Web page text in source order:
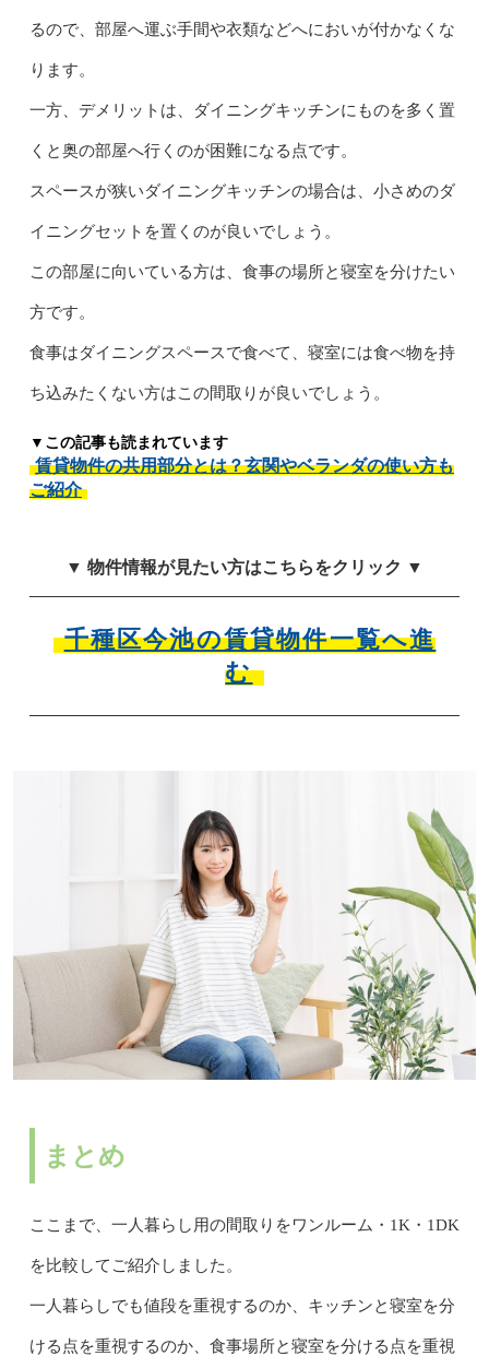
るので、部屋へ運ぶ手間や衣類などへにおいが付かなくな
ります。
一方、デメリットは、ダイニングキッチンにものを多く置
くと奥の部屋へ行くのが困難になる点です。
スペースが狭いダイニングキッチンの場合は、小さめのダ
イニングセットを置くのが良いでしょう。
この部屋に向いている方は、食事の場所と寝室を分けたい
方です。
食事はダイニングスペースで食べて、寝室には食べ物を持
ち込みたくない方はこの間取りが良いでしょう。
▼この記事も読まれています
賃貸物件の共用部分とは？玄関やベランダの使い方も
ご紹介
▼ 物件情報が見たい方はこちらをクリック ▼
千種区今池の賃貸物件一覧へ進
む
まとめ
ここまで、一人暮らし用の間取りをワンルーム・1K・1DK
を比較してご紹介しました。
一人暮らしでも値段を重視するのか、キッチンと寝室を分
ける点を重視するのか、食事場所と寝室を分ける点を重視